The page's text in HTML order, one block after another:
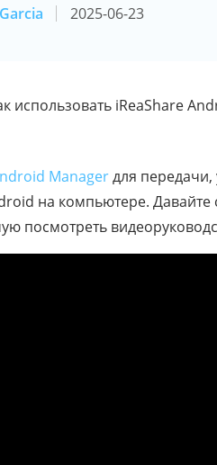
2025-06-23
использовать iReaShare
Managerдля
на компьютере. Давайте
посмотреть